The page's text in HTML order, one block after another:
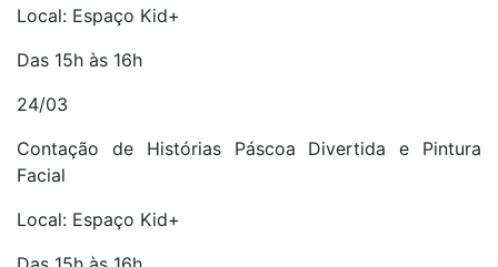
Local: Espaço Kid+
Das 15h às 16h
24/03
Contação de Histórias Páscoa Divertida e Pintura
Facial
Local: Espaço Kid+